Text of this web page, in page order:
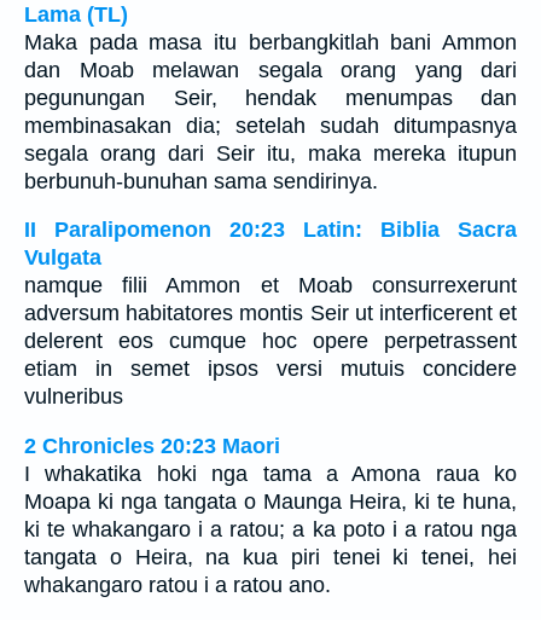
Lama (TL)
Maka pada masa itu berbangkitlah bani Ammon
dan Moab melawan segala orang yang dari
pegunungan Seir, hendak menumpas dan
membinasakan dia; setelah sudah ditumpasnya
segala orang dari Seir itu, maka mereka itupun
berbunuh-bunuhan sama sendirinya.
II Paralipomenon 20:23 Latin: Biblia Sacra
Vulgata
namque filii Ammon et Moab consurrexerunt
adversum habitatores montis Seir ut interficerent et
delerent eos cumque hoc opere perpetrassent
etiam in semet ipsos versi mutuis concidere
vulneribus
2 Chronicles 20:23 Maori
I whakatika hoki nga tama a Amona raua ko
Moapa ki nga tangata o Maunga Heira, ki te huna,
ki te whakangaro i a ratou; a ka poto i a ratou nga
tangata o Heira, na kua piri tenei ki tenei, hei
whakangaro ratou i a ratou ano.